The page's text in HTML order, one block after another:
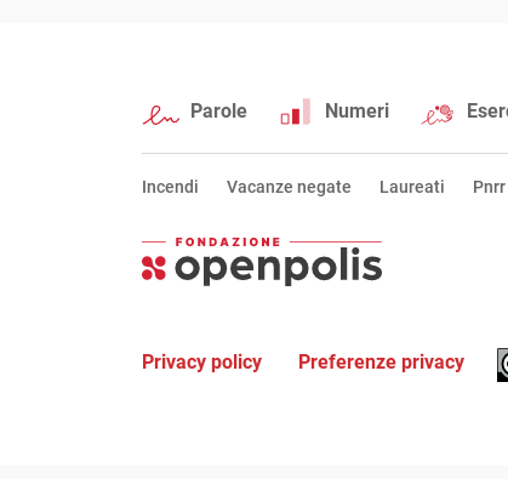
Parole Numeri
Incendi Vacanze negate Laureati Pnrr
Privacy policy Preferenze privacy